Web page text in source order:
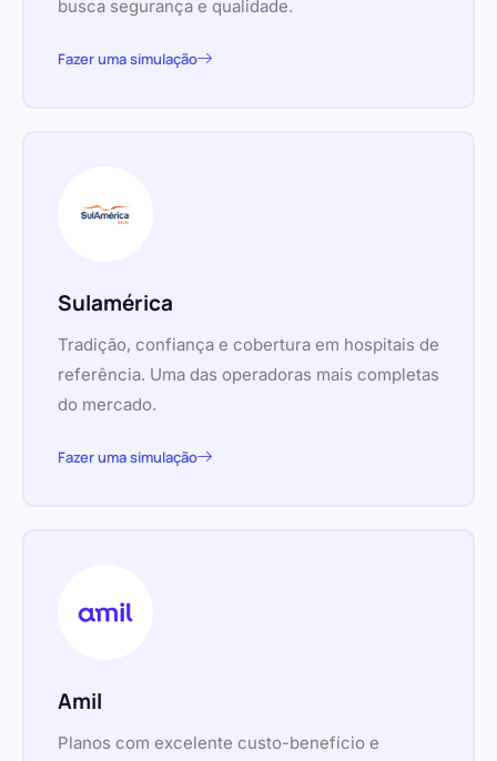
busca segurança e qualidade.
Fazer uma simulação
Sulamérica
Tradição, confiança e cobertura em hospitais de
referência. Uma das operadoras mais completas
do mercado.
Fazer uma simulação
Amil
Planos com excelente custo-benefício e